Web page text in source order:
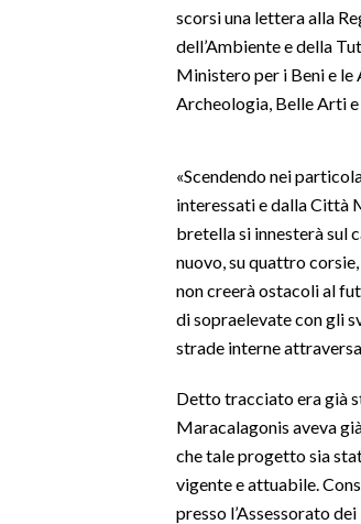
scorsi una lettera alla
dell’Ambiente e della
Ministero per i Beni e
Archeologia, Belle Arti
«Scendendo nei
interessati e dalla Città
bretella si innesterà sul
nuovo, su quattro
non creerà ostacoli al
di sopraelevate con gli
strade interne
Detto tracciato era già
Maracalagonis aveva
che tale progetto sia
vigente e attuabile.
presso l’Assessorato